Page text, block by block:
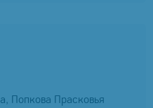
Попкова Прасковья